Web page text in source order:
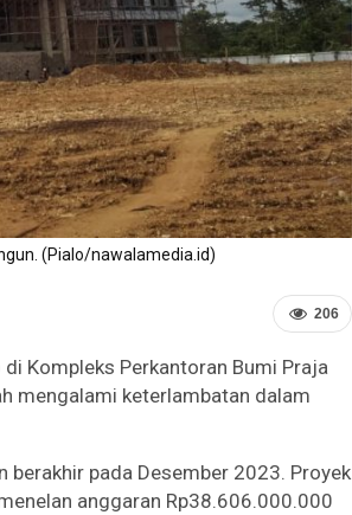
(Pialo/nawalamedia.id)
206
Kompleks Perkantoran Bumi Praja
mengalami keterlambatan dalam
pada Desember 2023. Proyek
anggaran Rp38.606.000.000